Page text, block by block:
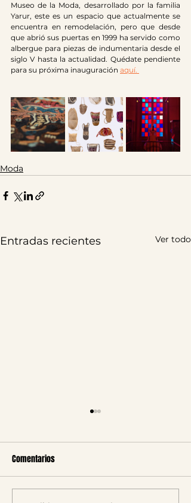
Museo de la Moda, desarrollado por la familia
Yarur, este es un espacio que actualmente se
encuentra en remodelación, pero que desde
que abrió sus puertas en 1999 ha servido como
albergue para piezas de indumentaria desde el
siglo V hasta la actualidad. Quédate pendiente
para su próxima inauguración aquí.
Moda
Entradas recientes Ver todo
Comentarios